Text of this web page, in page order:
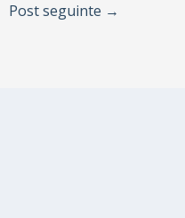
Post seguinte →